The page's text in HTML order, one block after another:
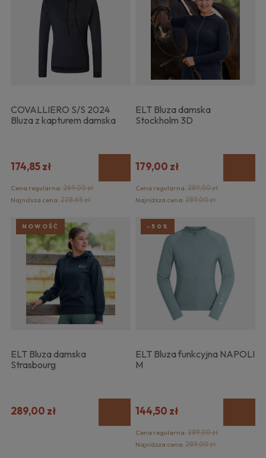
COVALLIERO S/S 2024
Bluza z kapturem damska
174,85 zł
Cena regularna: 269,00 zł
Najniższa cena: 228,65 zł
ELT Bluza damska
Stockholm 3D
179,00 zł
Cena regularna:289,00 zł
Najniższa cena:289,00 zł
ELT Bluza damska
Strasbourg
289,00 zł
NOWOŚĆ
ELT Bluza funkcyjna NAPOLI
M
144,50 zł
Cena regularna:289,00 zł
Najniższa cena:289,00 zł
-50%